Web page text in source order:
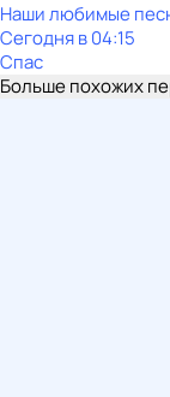
Наши любимые
Сегодня в 04:15
Спас
Больше похожих